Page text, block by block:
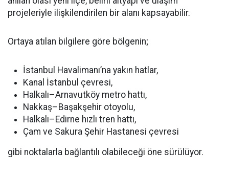
projeleriyle ilişkilendirilen bir alanı kapsayabilir.
Ortaya atılan bilgilere göre bölgenin;
İstanbul Havalimanı’na yakın hatlar,
Kanal İstanbul çevresi,
Halkalı–Arnavutköy metro hattı,
Nakkaş–Başakşehir otoyolu,
Halkalı–Edirne hızlı tren hattı,
Çam ve Sakura Şehir Hastanesi çevresi
gibi noktalarla bağlantılı olabileceği öne sürülüyor.